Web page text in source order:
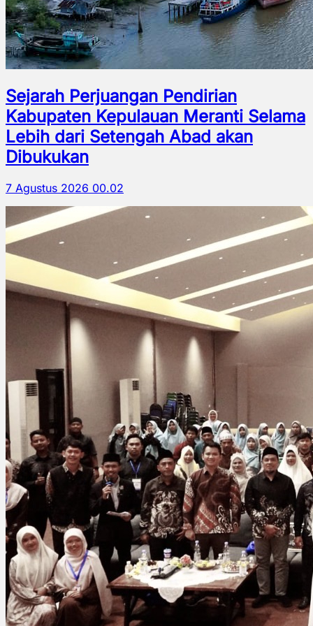
Sejarah Perjuangan Pendirian
Kabupaten Kepulauan Meranti Selama
Lebih dari Setengah Abad akan
Dibukukan
7 Agustus 2026 00.02